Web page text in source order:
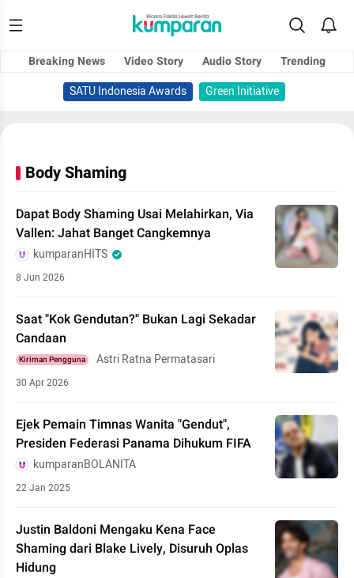
Breaking News Video Story Audio Story
Trending
SATU Indonesia Awards
Green Initiative
Body Shaming
Dapat Body Shaming Usai Melahirkan, Via
Vallen: Jahat Banget Cangkemnya
kumparanHITS
8 Jun 2026
Saat "Kok Gendutan?" Bukan Lagi Sekadar
Candaan
Kiriman Pengguna Astri Ratna Permatasari
30 Apr 2026
Ejek Pemain Timnas Wanita "Gendut",
Presiden Federasi Panama Dihukum FIFA
kumparanBOLANITA
22 Jan 2025
Justin Baldoni Mengaku Kena Face
Shaming dari Blake Lively, Disuruh Oplas
Hidung